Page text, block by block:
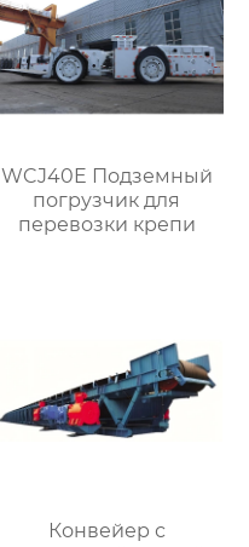
WCJ40E Подземный
погрузчик для
перевозки крепи
Конвейер с